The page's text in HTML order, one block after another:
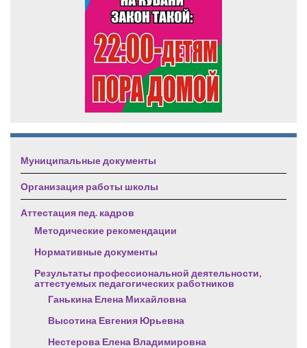
Муниципальные документы
Организация работы школы
Аттестация пед. кадров
Методические рекомендации
Нормативные документы
Результаты профессиональной деятельности,
аттестуемых педагогических работников
Ганькина Елена Михайловна
Высотина Евгения Юрьевна
Нестерова Елена Владимировна